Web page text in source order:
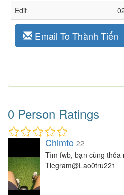
Edit
Email To Thành Tiến
0 Person Ratings
Chimto 22
Tìm fwb, bạn cùng thỏa
Tlegram@Lao0tru221